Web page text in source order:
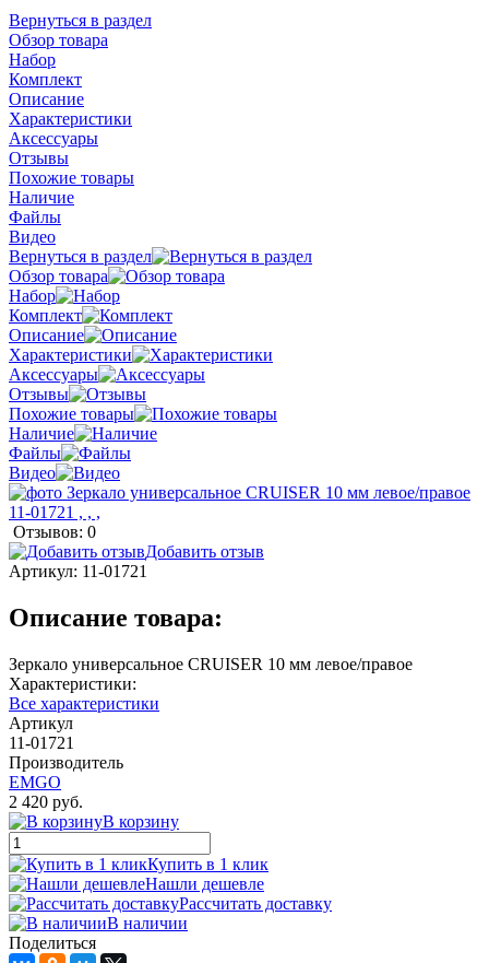
Вернуться в раздел
Обзор товара
Набор
Комплект
Описание
Характеристики
Аксессуары
Отзывы
Похожие товары
Наличие
Файлы
Видео
Вернуться в раздел
Обзор товара
Набор
Комплект
Описание
Характеристики
Аксессуары
Отзывы
Похожие товары
Наличие
Файлы
Видео
Отзывов: 0
Добавить отзыв
Артикул: 11-01721
Описание товара:
Зеркало универсальное CRUISER 10 мм левое/правое
Характеристики:
Все характеристики
Артикул
11-01721
Производитель
EMGO
2 420 руб.
В корзину
Купить в 1 клик
Нашли дешевле
Рассчитать доставку
В наличии
Поделиться